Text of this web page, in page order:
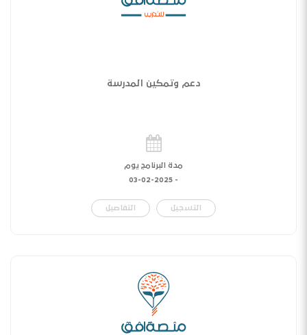
دعم وتمكين المدرسة
مدة البرنامج يوم
-
03-02-2025
التسجيل التفاصيل